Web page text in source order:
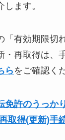
ます。
「有効期限切
・再取得は、
らをご確認く
免許のうっか
取得(更新)手